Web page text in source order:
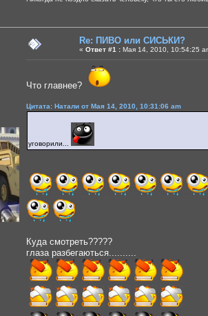
Re: ПИВО или СИСЬКИ?
« Ответ #1 : Мая 14, 2010, 10:54:25
Что главнее?
Цитата: Натали от Мая 14, 2010, 10:31:06 am
уговорили...
Куда смотреть?????
глаза разбегаються..........